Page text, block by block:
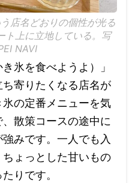
店名どおりの個性が光る
ト上に立地している。写
NAVI
氷を食べようよ）」
寄りたくなる店名が
の定番メニューを気
散策コースの途中に
みです。一人でも入
ょっとした甘いもの
りです。